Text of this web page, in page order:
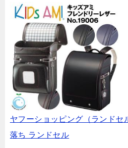
ヤフーショッピング（ランドセ
落ち ランドセル